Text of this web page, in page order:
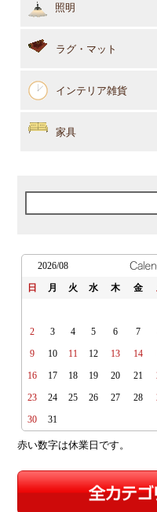
照明
ラグ・マット
インテリア雑貨
家具
2026/08
日 月 火 水 木 金
2 3 4 5 6 7
9 10 11 12 13 14
16 17 18 19 20 21
23 24 25 26 27 28
30 31
赤い数字は休業日です。